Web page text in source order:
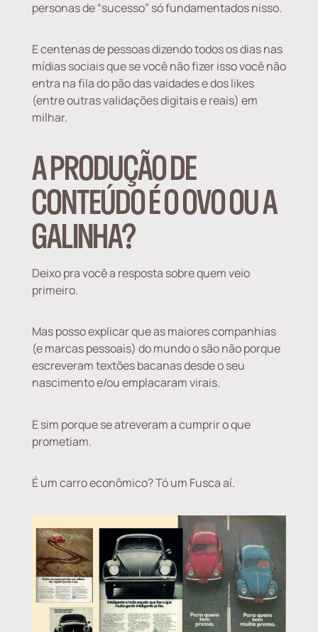
personas de “sucesso” só fundamentados nisso.
E centenas de pessoas dizendo todos os dias nas
mídias sociais que se você não fizer isso você não
entra na fila do pão das vaidades e dos likes
(entre outras validações digitais e reais) em
milhar.
A PRODUÇÃO DE
CONTEÚDO É O OVO OU A
GALINHA?
Deixo pra você a resposta sobre quem veio
primeiro.
Mas posso explicar que as maiores companhias
(e marcas pessoais) do mundo o são não porque
escreveram textões bacanas desde o seu
nascimento e/ou emplacaram virais.
E sim porque se atreveram a cumprir o que
prometiam.
É um carro econômico? Tó um Fusca aí.